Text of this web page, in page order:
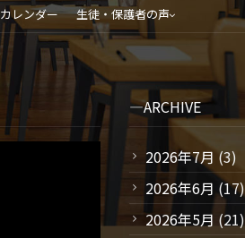
カレンダー 生徒・保護者の声
ARCHIVE
2026年7月 (3)
2026年6月 (17)
2026年5月 (21)